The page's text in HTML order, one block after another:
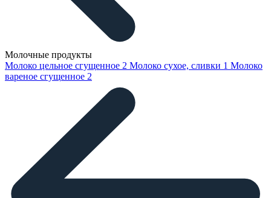
Молочные продукты
Молоко цельное сгущенное 2 Молоко сухое, сливки 1 Молоко
вареное сгущенное 2